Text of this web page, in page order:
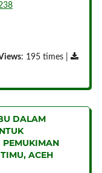
: 195 times |
DALAM
PEMUKIMAN
ACEH